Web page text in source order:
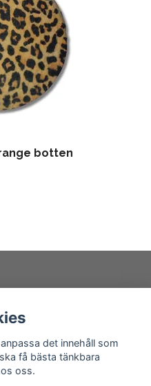
botten
det innehåll som
få bästa tänkbara
oss.